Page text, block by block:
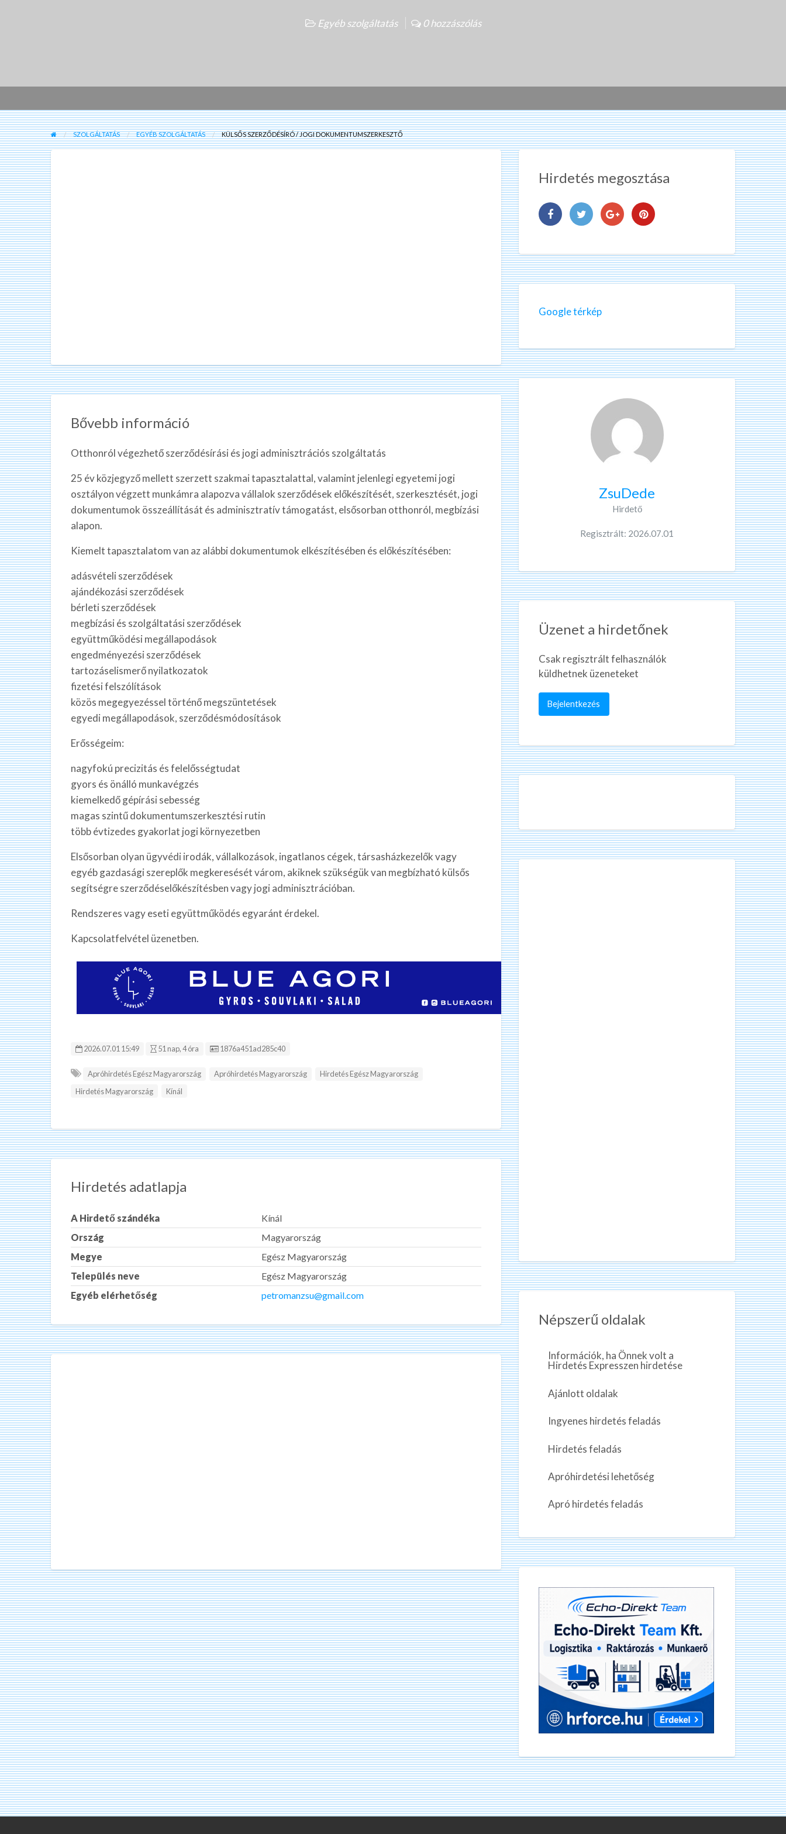
Egyéb szolgáltatás 0 hozzászólás
SZOLGÁLTATÁS EGYÉB SZOLGÁLTATÁS KÜLSŐS SZERZŐDÉSÍRÓ / JOGI DOKUMENTUMSZERKESZTŐ
Bővebb információ
Otthonról végezhető szerződésírási és jogi adminisztrációs szolgáltatás
25 év közjegyző mellett szerzett szakmai tapasztalattal, valamint jelenlegi egyetemi jogi
osztályon végzett munkámra alapozva vállalok szerződések előkészítését, szerkesztését, jogi
dokumentumok összeállítását és adminisztratív támogatást, elsősorban otthonról, megbízási
alapon.
Kiemelt tapasztalatom van az alábbi dokumentumok elkészítésében és előkészítésében:
adásvételi szerződések
ajándékozási szerződések
bérleti szerződések
megbízási és szolgáltatási szerződések
együttműködési megállapodások
engedményezési szerződések
tartozáselismerő nyilatkozatok
fizetési felszólítások
közös megegyezéssel történő megszüntetések
egyedi megállapodások, szerződésmódosítások
Erősségeim:
nagyfokú precizitás és felelősségtudat
gyors és önálló munkavégzés
kiemelkedő gépírási sebesség
magas szintű dokumentumszerkesztési rutin
több évtizedes gyakorlat jogi környezetben
Elsősorban olyan ügyvédi irodák, vállalkozások, ingatlanos cégek, társasházkezelők vagy
egyéb gazdasági szereplők megkeresését várom, akiknek szükségük van megbízható külsős
segítségre szerződéselőkészítésben vagy jogi adminisztrációban.
Rendszeres vagy eseti együttműködés egyaránt érdekel.
Kapcsolatfelvétel üzenetben.
2026.07.01 15:49 51 nap, 4 óra Hirdetés ID:
1876a451ad285c40
Apróhirdetés Egész Magyarország Apróhirdetés Magyarország
Hirdetés Egész Magyarország
Hirdetés Magyarország
Kínál
Hirdetés adatlapja
A Hirdető szándéka
Kínál
Ország
Magyarország
Megye
Egész Magyarország
Település neve
Egész Magyarország
Egyéb elérhetőség
petromanzsu@gmail.com
Hirdetés megosztása
Google térkép
ZsuDede
Hirdető
Regisztrált: 2026.07.01
Üzenet a hirdetőnek
Csak regisztrált felhasználók
küldhetnek üzeneteket
Bejelentkezés
Népszerű oldalak
Információk, ha Önnek volt a
Hirdetés Expresszen hirdetése
Ajánlott oldalak
Ingyenes hirdetés feladás
Hirdetés feladás
Apróhirdetési lehetőség
Apró hirdetés feladás